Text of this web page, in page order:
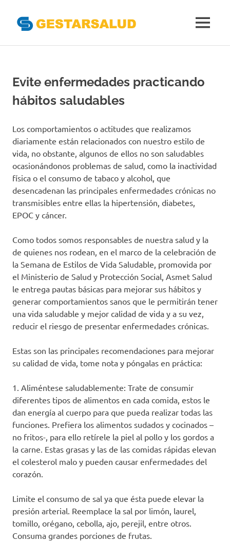
contenido
del
Aseguramiento
de
Salud
MENÚ
Evite enfermedades practicando
hábitos saludables
Los comportamientos o actitudes que realizamos
diariamente están relacionados con nuestro estilo de
vida, no obstante, algunos de ellos no son saludables
ocasionándonos problemas de salud, como la inactividad
física o el consumo de tabaco y alcohol, que
desencadenan las principales enfermedades crónicas no
transmisibles entre ellas la hipertensión, diabetes,
EPOC y cáncer.
Como todos somos responsables de nuestra salud y la
de quienes nos rodean, en el marco de la celebración de
la Semana de Estilos de Vida Saludable, promovida por
el Ministerio de Salud y Protección Social, Asmet Salud
le entrega pautas básicas para mejorar sus hábitos y
generar comportamientos sanos que le permitirán tener
una vida saludable y mejor calidad de vida y a su vez,
reducir el riesgo de presentar enfermedades crónicas.
Estas son las principales recomendaciones para mejorar
su calidad de vida, tome nota y póngalas en práctica:
1. Aliméntese saludablemente: Trate de consumir
diferentes tipos de alimentos en cada comida, estos le
dan energía al cuerpo para que pueda realizar todas las
funciones. Prefiera los alimentos sudados y cocinados –
no fritos-, para ello retírele la piel al pollo y los gordos a
la carne. Estas grasas y las de las comidas rápidas elevan
el colesterol malo y pueden causar enfermedades del
corazón.
Limite el consumo de sal ya que ésta puede elevar la
presión arterial. Reemplace la sal por limón, laurel,
tomillo, orégano, cebolla, ajo, perejil, entre otros.
Consuma grandes porciones de frutas.